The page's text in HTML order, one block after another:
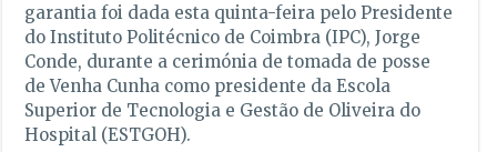
garantia foi dada esta quinta-feira pelo Presidente
do Instituto Politécnico de Coimbra (IPC), Jorge
Conde, durante a cerimónia de tomada de posse
de Venha Cunha como presidente da Escola
Superior de Tecnologia e Gestão de Oliveira do
Hospital (ESTGOH).